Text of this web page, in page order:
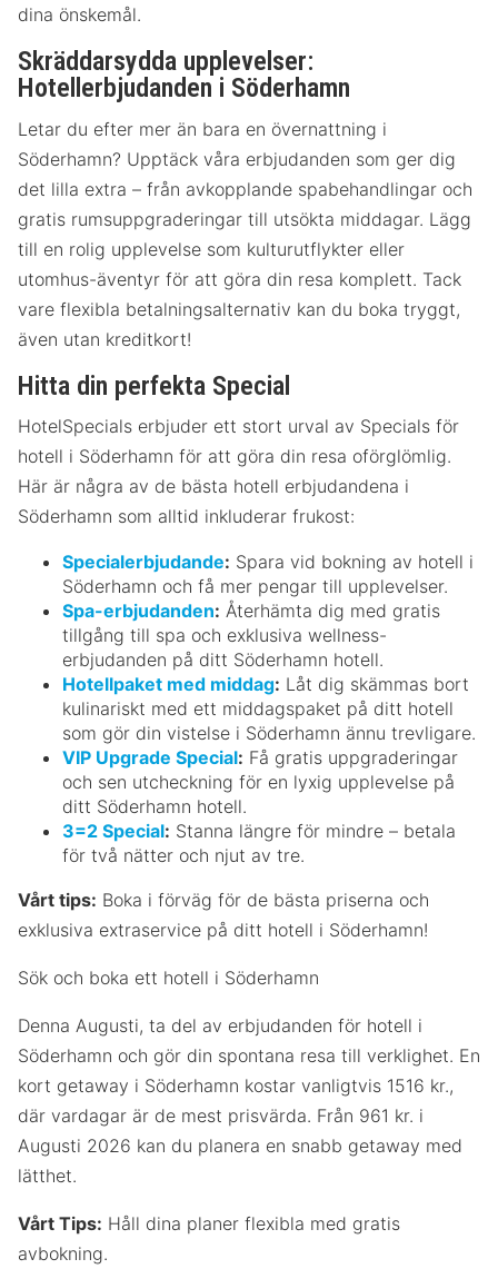
dina önskemål.
Skräddarsydda upplevelser:
Hotellerbjudanden i Söderhamn
Letar du efter mer än bara en övernattning i
Söderhamn? Upptäck våra erbjudanden som ger dig
det lilla extra – från avkopplande spabehandlingar och
gratis rumsuppgraderingar till utsökta middagar. Lägg
till en rolig upplevelse som kulturutflykter eller
utomhus-äventyr för att göra din resa komplett. Tack
vare flexibla betalningsalternativ kan du boka tryggt,
även utan kreditkort!
Hitta din perfekta Special
HotelSpecials erbjuder ett stort urval av Specials för
hotell i Söderhamn för att göra din resa oförglömlig.
Här är några av de bästa hotell erbjudandena i
Söderhamn som alltid inkluderar frukost:
Specialerbjudande: Spara vid bokning av hotell i
Söderhamn och få mer pengar till upplevelser.
Spa-erbjudanden: Återhämta dig med gratis
tillgång till spa och exklusiva wellness-
erbjudanden på ditt Söderhamn hotell.
Hotellpaket med middag: Låt dig skämmas bort
kulinariskt med ett middagspaket på ditt hotell
som gör din vistelse i Söderhamn ännu trevligare.
VIP Upgrade Special: Få gratis uppgraderingar
och sen utcheckning för en lyxig upplevelse på
ditt Söderhamn hotell.
3=2 Special: Stanna längre för mindre – betala
för två nätter och njut av tre.
Vårt tips: Boka i förväg för de bästa priserna och
exklusiva extraservice på ditt hotell i Söderhamn!
Sök och boka ett hotell i Söderhamn
Denna Augusti, ta del av erbjudanden för hotell i
Söderhamn och gör din spontana resa till verklighet. En
kort getaway i Söderhamn kostar vanligtvis 1516 kr.,
där vardagar är de mest prisvärda. Från 961 kr. i
Augusti 2026 kan du planera en snabb getaway med
lätthet.
Vårt Tips: Håll dina planer flexibla med gratis
avbokning.